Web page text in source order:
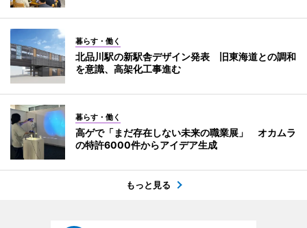
暮らす・働く
北品川駅の新駅舎デザイン発表 旧東海道との調和
を意識、高架化工事進む
暮らす・働く
高ゲで「まだ存在しない未来の職業展」 オカムラ
の特許6000件からアイデア生成
もっと見る